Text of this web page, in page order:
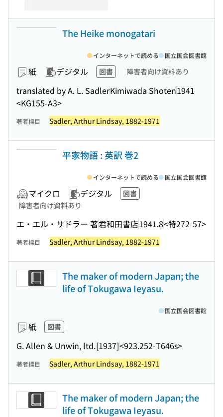
The Heike monogatari
紙 デジタル 図書 障害者向け資料あり
translated by A. L. SadlerKimiwada Shoten1941
<KG155-A3>
インターネットで読める 国立国会図書館
著者標目 Sadler, Arthur Lindsay, 1882-1971
平家物語 : 英訳 巻2
マイクロ デジタル
図書
障害者向け資料あり
エ・エル・サドラー 著君和田書店1941.8<特272-57>
インターネットで読める 国立国会図書館
著者標目 Sadler, Arthur Lindsay, 1882-1971
The maker of modern Japan; the
life of Tokugawa Ieyasu.
紙 図書
G. Allen & Unwin, ltd.[1937]<923.252-T646s>
国立国会図書館
著者標目 Sadler, Arthur Lindsay, 1882-1971
The maker of modern Japan; the
life of Tokugawa Ieyasu.